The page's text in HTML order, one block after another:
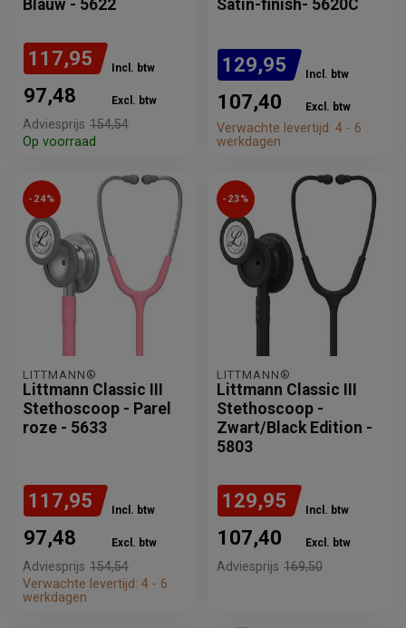
Blauw - 5622
117,95 Incl. btw
97,48 Excl. btw
Adviesprijs 154,54
Op voorraad
Satin-finish- 5620C
129,95 Incl. btw
107,40 Excl. btw
Verwachte levertijd: 4 - 6
werkdagen
-24%
LITTMANN®
Littmann Classic III
Stethoscoop - Parel
roze - 5633
117,95 Incl. btw
97,48 Excl. btw
Adviesprijs 154,54
Verwachte levertijd: 4 - 6
werkdagen
-23%
LITTMANN®
Littmann Classic III
Stethoscoop -
Zwart/Black Edition -
5803
129,95 Incl. btw
107,40 Excl. btw
Adviesprijs 169,50